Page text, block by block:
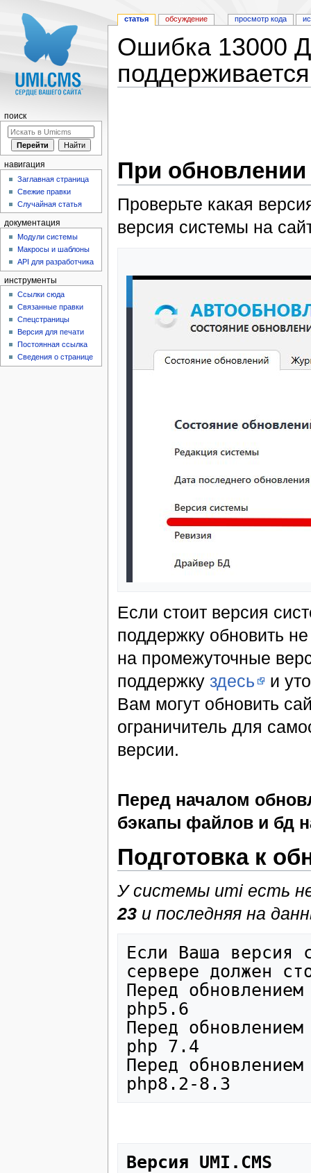
Ошибка 13000
поддерживается
При обновлении
Проверьте какая
версия системы на
Если стоит версия
поддержку обновить
на промежуточные
поддержку здесь
и
Вам могут обновить
ограничитель для
версии.
Перед началом
бэкапы файлов и бд
Подготовка к
У системы umi есть
23и последняя на
Если Ваша версия
сервере должен
Перед
php5.6
Перед
php 7.4
Перед
Версия UMI.CMS	            Рекомендуемая версия
статья обсуждение просмотр кода
поиск
навигация
Заглавная страница
Свежие правки
Случайная статья
документация
Модули системы
Макросы и шаблоны
API для разработчика
инструменты
Ссылки сюда
Связанные правки
Спецстраницы
Версия для печати
Постоянная ссылка
Сведения о странице